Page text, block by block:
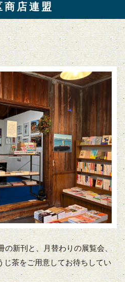
商店連盟
の新刊と、月替わりの展覧会、
じ茶をご用意してお待ちしてい